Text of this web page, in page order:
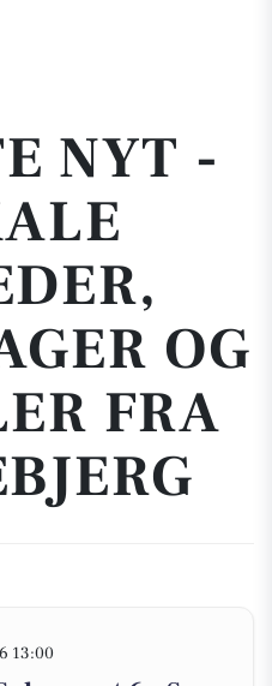
NYT -
OG
FRA
13:00